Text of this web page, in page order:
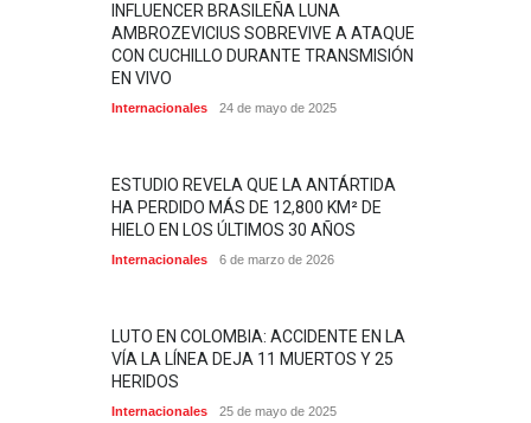
INFLUENCER BRASILEÑA LUNA
AMBROZEVICIUS SOBREVIVE A ATAQUE
CON CUCHILLO DURANTE TRANSMISIÓN
EN VIVO
Internacionales 24 de mayo de 2025
ESTUDIO REVELA QUE LA ANTÁRTIDA
HA PERDIDO MÁS DE 12,800 KM² DE
HIELO EN LOS ÚLTIMOS 30 AÑOS
Internacionales 6 de marzo de 2026
LUTO EN COLOMBIA: ACCIDENTE EN LA
VÍA LA LÍNEA DEJA 11 MUERTOS Y 25
HERIDOS
Internacionales 25 de mayo de 2025